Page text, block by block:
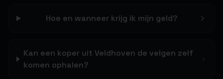
Hoe en wanneer krijg ik mijn geld?
Kan een koper uit Veldhoven de velgen zelf
komen ophalen?